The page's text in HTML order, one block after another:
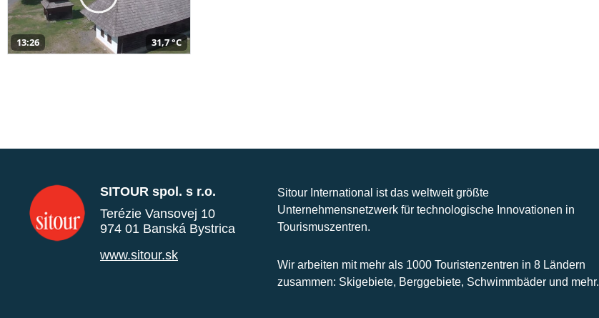
13:26 31,7 °C
SITOUR spol. s r.o.
Terézie Vansovej 10
974 01 Banská Bystrica
www.sitour.sk
Sitour International ist das weltweit größte
Unternehmensnetzwerk für technologische Innovationen in
Tourismuszentren.
Wir arbeiten mit mehr als 1000 Touristenzentren in 8 Ländern
zusammen: Skigebiete, Berggebiete, Schwimmbäder und mehr.